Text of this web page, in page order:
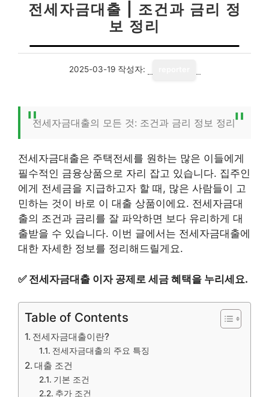
전세자금대출 | 조건과 금리 정
보 정리
2025-03-19 작성자:
전세자금대출의 모든 것: 조건과 금리 정보 정리
전세자금대출은 주택전세를 원하는 많은 이들에게
필수적인 금융상품으로 자리 잡고 있습니다. 집주인
에게 전세금을 지급하고자 할 때, 많은 사람들이 고
민하는 것이 바로 이 대출 상품이에요. 전세자금대
출의 조건과 금리를 잘 파악하면 보다 유리하게 대
출받을 수 있습니다. 이번 글에서는 전세자금대출에
대한 자세한 정보를 정리해드릴게요.
✅ 전세자금대출 이자 공제로 세금 혜택을 누리세요.
Table of Contents
전세자금대출이란?
전세자금대출의 주요 특징
대출 조건
기본 조건
추가 조건